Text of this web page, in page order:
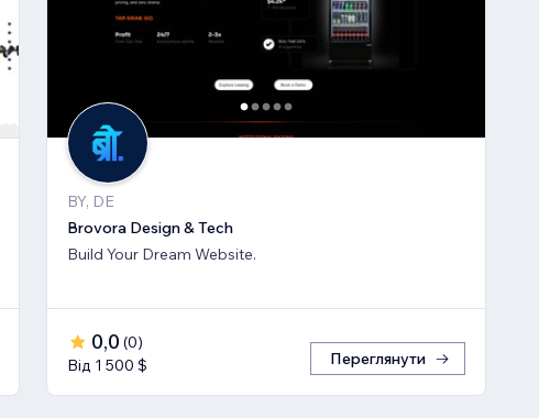
BY, DE
Brovora Design & Tech
Build Your Dream Website.
0,0 (0)
Від 1 500 $
Переглянути